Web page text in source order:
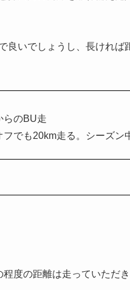
良いでしょうし、長ければ
らのBU走
でも20km走る。シーズン
度の距離は走っていただき